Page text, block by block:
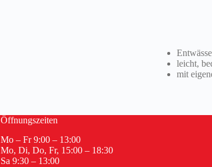
leicht,
mit
Öffnungszeiten
Mo – Fr 9:00 – 13:00
Mo, Di, Do, Fr, 15:00 – 18:30
Sa 9:30 – 13:00